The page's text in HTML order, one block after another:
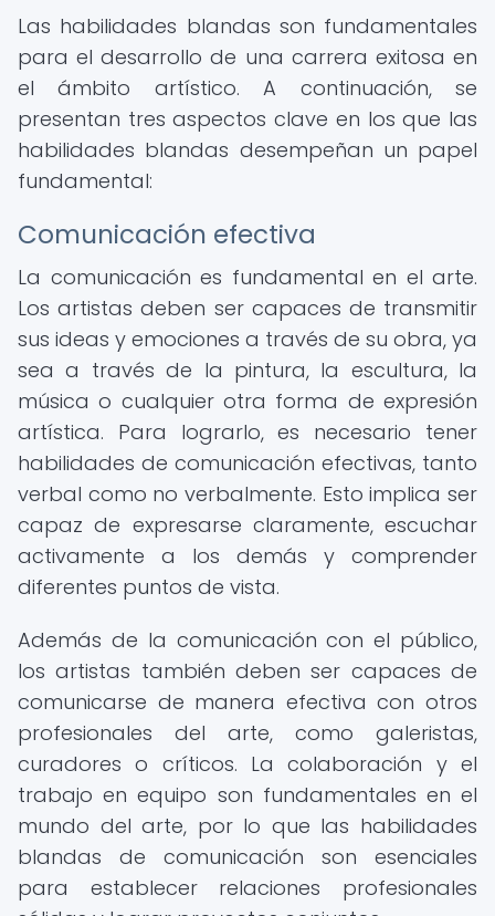
Las habilidades blandas son fundamentales
para el desarrollo de una carrera exitosa en
el ámbito artístico. A continuación, se
presentan tres aspectos clave en los que las
habilidades blandas desempeñan un papel
fundamental:
Comunicación efectiva
La comunicación es fundamental en el arte.
Los artistas deben ser capaces de transmitir
sus ideas y emociones a través de su obra, ya
sea a través de la pintura, la escultura, la
música o cualquier otra forma de expresión
artística. Para lograrlo, es necesario tener
habilidades de comunicación efectivas, tanto
verbal como no verbalmente. Esto implica ser
capaz de expresarse claramente, escuchar
activamente a los demás y comprender
diferentes puntos de vista.
Además de la comunicación con el público,
los artistas también deben ser capaces de
comunicarse de manera efectiva con otros
profesionales del arte, como galeristas,
curadores o críticos. La colaboración y el
trabajo en equipo son fundamentales en el
mundo del arte, por lo que las habilidades
blandas de comunicación son esenciales
para establecer relaciones profesionales